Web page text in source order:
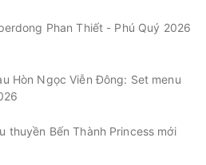
Phan Thiết - Phú Quý 2026
Hòn Ngọc Viễn Đông: Set menu
thuyền Bến Thành Princess mới